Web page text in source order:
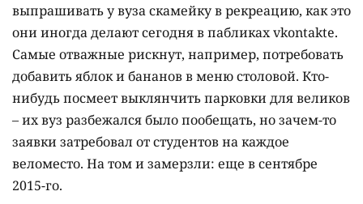
выпрашивать у вуза скамейку в рекреацию, как это
они иногда делают сегодня в пабликах vkontakte.
Самые отважные рискнут, например, потребовать
добавить яблок и бананов в меню столовой. Кто-
нибудь посмеет выклянчить парковки для великов
– их вуз разбежался было пообещать, но зачем-то
заявки затребовал от студентов на каждое
веломесто. На том и замерзли: еще в сентябре
2015-го.